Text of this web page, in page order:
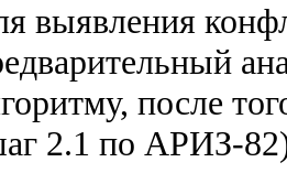
выявления
после
2.1 по АРИЗ-